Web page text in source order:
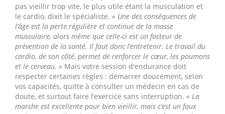
partout dans l’organisme jusqu’à causer une glycation et
abîmer nos différents organes (cerveau, yeux, artères,
peau...). C’est d’ailleurs pour cette raison qu’il est préférable
de manger plutôt quatre légumes et un fruit par jour. »
Manger moins en quantité (voire pratiquer lejeûne
intermittent), s’hydrater (avec de l’eau !), consommer plus
de "vert" et surtout limiter drastiquement le sucre, telle
serait la recette du vivre vieux. Si vous avez encore faim,
vous pouvez vous renseigner sur lesrégimes de longévité
validés par la science.